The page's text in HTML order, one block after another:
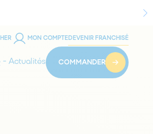
MON COMPTEDEVENIR FRANCHISÉ
- Actualités COMMANDER